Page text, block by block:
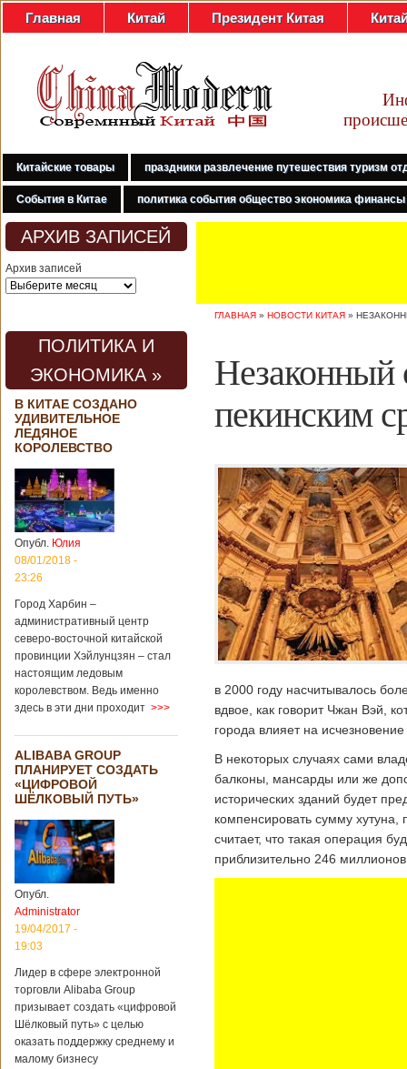
Главная Китай Президент Китая
Китайские товары праздники развлечение путешествия туризм
События в Китае политика события общество экономика финансы
АРХИВ ЗАПИСЕЙ
Архив записей
ПОЛИТИКА И
ЭКОНОМИКА »
В КИТАЕ СОЗДАНО
УДИВИТЕЛЬНОЕ
ЛЕДЯНОЕ
КОРОЛЕВСТВО
Опубл. Юлия
08/01/2018 -
23:26
Город Харбин –
административный центр
северо-восточной китайской
провинции Хэйлунцзян – стал
настоящим ледовым
королевством. Ведь именно
здесь в эти дни проходит >>>
ALIBABA GROUP
ПЛАНИРУЕТ СОЗДАТЬ
«ЦИФРОВОЙ
ШЁЛКОВЫЙ ПУТЬ»
Опубл.
Administrator
19/04/2017 -
19:03
Лидер в сфере электронной
торговли Alibaba Group
призывает создать «цифровой
Шёлковый путь» с целью
оказать поддержку среднему и
малому бизнесу
ГЛАВНАЯ » НОВОСТИ КИТАЯ »
Незаконный
пекинским
в 2000 году насчитывалось
вдвое, как говорит Чжан Вэй,
города влияет на исчезновение
В некоторых случаях сами
балконы, мансарды или же
исторических зданий будет
компенсировать сумму хутуна,
считает, что такая операция
приблизительно 246